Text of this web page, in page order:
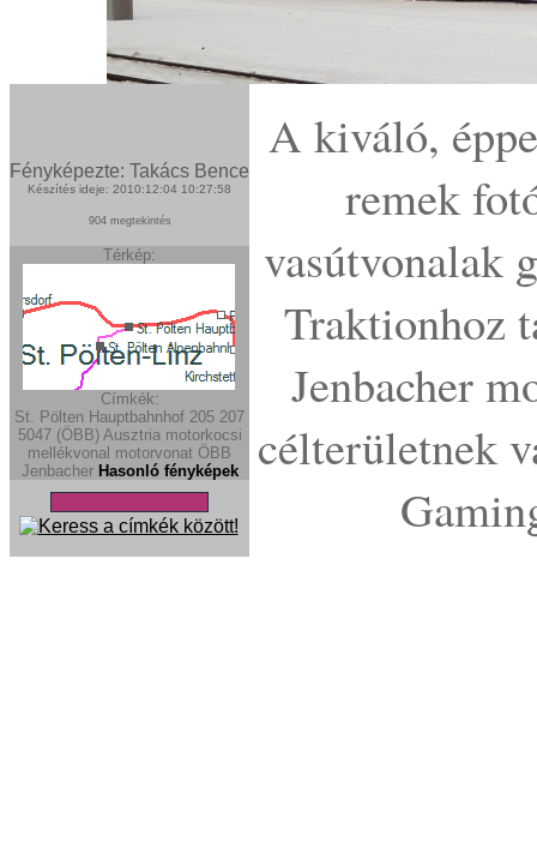
Fényképezte: Takács Bence
Készítés ideje: 2010:12:04 10:27:58
904 megtekintés
Térkép:
Címkék:
St. Pölten Hauptbahnhof 205 207
5047 (ÖBB) Ausztria motorkocsi
mellékvonal motorvonat ÖBB
Jenbacher Hasonló fényképek
A kiváló,
remek
vasútvonalak
Traktionhoz
Jenbacher
célterületnek